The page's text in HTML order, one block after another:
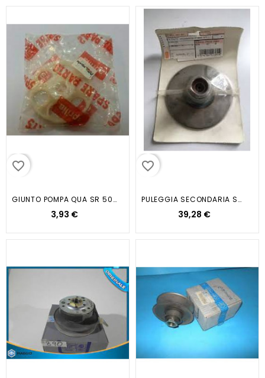
favorite_border
GIUNTO POMPA QUA SR 50 DITECH
3,93 €
favorite_border
PULEGGIA SECONDARIA SCARABEO 50...
39,28 €